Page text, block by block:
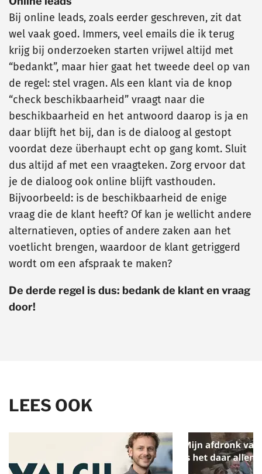
Bij online leads, zoals eerder geschreven, zit dat
wel vaak goed. Immers, veel emails die ik terug
krijg bij onderzoeken starten vrijwel altijd met
“bedankt”, maar hier gaat het tweede deel op van
de regel: stel vragen. Als een klant via de knop
“check beschikbaarheid” vraagt naar die
beschikbaarheid en het antwoord daarop is ja en
daar blijft het bij, dan is de dialoog al gestopt
voordat deze überhaupt echt op gang komt. Sluit
dus altijd af met een vraagteken. Zorg ervoor dat
je de dialoog ook online blijft vasthouden.
Bijvoorbeeld: is de beschikbaarheid de enige
vraag die de klant heeft? Of kan je wellicht andere
alternatieven, opties of andere zaken aan het
voetlicht brengen, waardoor de klant getriggerd
wordt om een afspraak te maken?
De derde regel is dus: bedank de klant en vraag
door!
LEES OOK